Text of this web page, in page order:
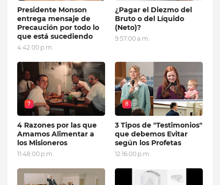
Presidente Monson
entrega mensaje de
Precaución por todo lo
que está sucediendo
4:42:00 p.m.
¿Pagar el Diezmo del
Bruto o del Líquido
(Neto)?
9:57:00 a.m.
7
4 Razones por las que
Amamos Alimentar a
los Misioneros
11:48:00 p.m.
8
3 Tipos de "Testimonios"
que debemos Evitar
según los Profetas
12:16:00 p.m.